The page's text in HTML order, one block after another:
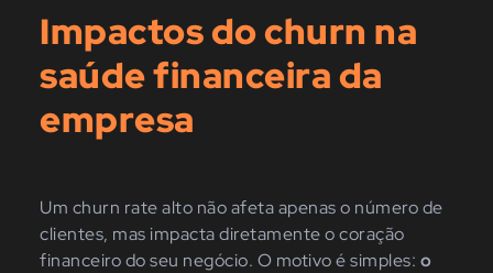
Impactos do churn na
saúde financeira da
empresa
Um churn rate alto não afeta apenas o número de
clientes, mas impacta diretamente o coração
financeiro do seu negócio. O motivo é simples: o